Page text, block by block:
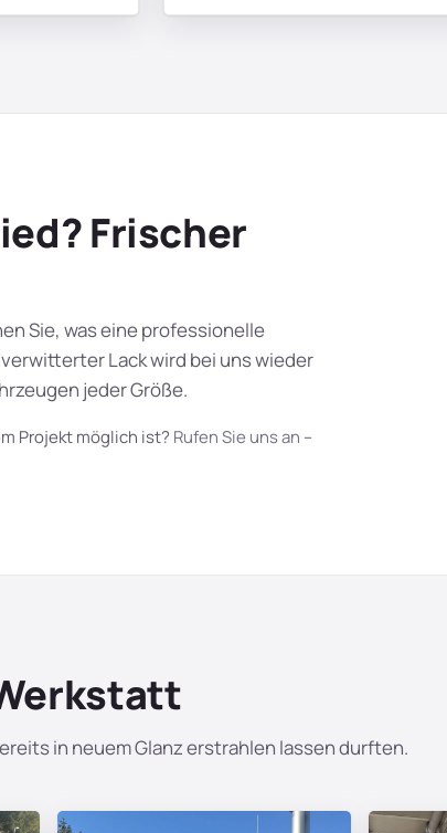
Frischer
Sie, was eine professionelle
Lack wird bei uns wieder
jeder Größe.
Projekt möglich ist? Rufen Sie uns an –
in neuem Glanz erstrahlen lassen durften.